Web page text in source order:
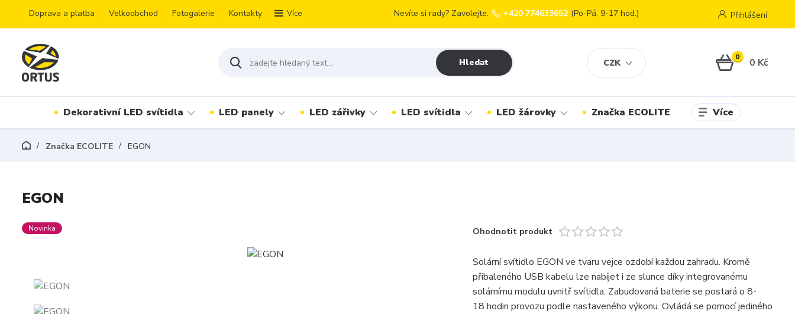
Doprava a platba Velkoobchod Fotogalerie Kontakty Více
CZK
Přihlášení
Hledat
Nevíte si rady? Zavolejte. +420 774633652 (Po-Pá, 9-17 hod.)
0 0 Kč
Dekorativní LED svítidla LED panely LED zářivky LED svítidla LED žárovky Značka ECOLITE Více
Značka ECOLITE EGON
EGON
Novinka Ohodnotit produkt
Solární svítidlo EGON ve tvaru vejce ozdobí každou zahradu. Kromě
přibaleného USB kabelu lze nabíjet i ze slunce díky integrovanému
solárnímu modulu uvnitř svítidla. Zabudovaná baterie se postará o 8-
18 hodin provozu podle nastaveného výkonu. Ovládá se pomocí jediného